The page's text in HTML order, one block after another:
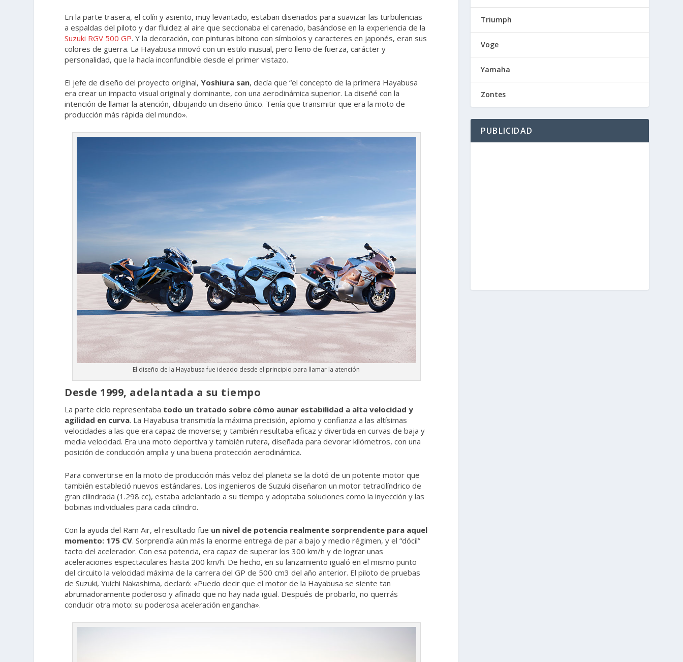
En la parte trasera, el colín y asiento, muy levantado, estaban diseñados para suavizar las turbulencias
a espaldas del piloto y dar fluidez al aire que seccionaba el carenado, basándose en la experiencia de la
Suzuki RGV 500 GP. Y la decoración, con pinturas bitono con símbolos y caracteres en japonés, eran sus
colores de guerra. La Hayabusa innovó con un estilo inusual, pero lleno de fuerza, carácter y
personalidad, que la hacía inconfundible desde el primer vistazo.
El jefe de diseño del proyecto original,Yoshiura san, decía que “el concepto de la primera Hayabusa
era crear un impacto visual original y dominante, con una aerodinámica superior. La diseñé con la
intención de llamar la atención, dibujando un diseño único. Tenía que transmitir que era la moto de
producción más rápida del mundo».
El diseño de la Hayabusa fue ideado desde el principio para llamar la atención
Desde 1999, adelantada a su tiempo
La parte ciclo representaba todo un tratado sobre cómo aunar estabilidad a alta velocidad y
agilidad en curva. La Hayabusa transmitía la máxima precisión, aplomo y confianza a las altísimas
velocidades a las que era capaz de moverse; y también resultaba eficaz y divertida en curvas de baja y
media velocidad. Era una moto deportiva y también rutera, diseñada para devorar kilómetros, con una
posición de conducción amplia y una buena protección aerodinámica.
Para convertirse en la moto de producción más veloz del planeta se la dotó de un potente motor que
también estableció nuevos estándares. Los ingenieros de Suzuki diseñaron un motor tetracilíndrico de
gran cilindrada (1.298 cc), estaba adelantado a su tiempo y adoptaba soluciones como la inyección y las
bobinas individuales para cada cilindro.
Con la ayuda del Ram Air, el resultado fue un nivel de potencia realmente sorprendente para aquel
momento: 175 CV. Sorprendía aún más la enorme entrega de par a bajo y medio régimen, y el “dócil”
tacto del acelerador. Con esa potencia, era capaz de superar los 300 km/h y de lograr unas
aceleraciones espectaculares hasta 200 km/h. De hecho, en su lanzamiento igualó en el mismo punto
del circuito la velocidad máxima de la carrera del GP de 500 cm3 del año anterior. El piloto de pruebas
de Suzuki, Yuichi Nakashima, declaró: «Puedo decir que el motor de la Hayabusa se siente tan
abrumadoramente poderoso y afinado que no hay nada igual. Después de probarlo, no querrás
conducir otra moto: su poderosa aceleración engancha».
Triumph
Voge
Yamaha
Zontes
PUBLICIDAD